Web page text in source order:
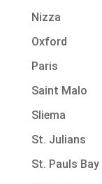
Nizza
Oxford
Paris
Saint Malo
Sliema
St. Julians
St. Pauls Bay